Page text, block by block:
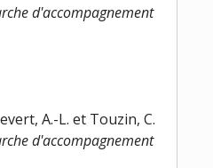
d'accompagnement
A.-L. et Touzin, C.
d'accompagnement